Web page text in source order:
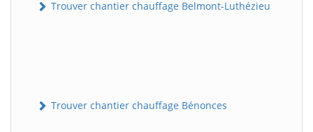
Trouver chantier chauffage Belmont-Luthézieu
Trouver chantier chauffage Bénonces